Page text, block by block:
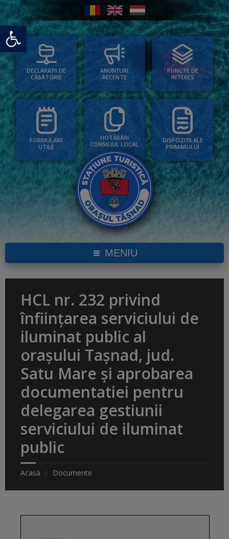
Deschide bara de unelte
DECLARAȚII DE
CĂSĂTORIE
ANUNȚURI
RECENTE
PUNCTE DE
INTERES
FORMULARE
UTILE
HOTĂRÂRI
CONSILIUL LOCAL
DISPOZIȚII ALE
PRIMARULUI
MENIU
HCL nr. 232 privind
înființarea serviciului de
iluminat public al
orașului Tașnad, jud.
Satu Mare și aprobarea
documentatiei pentru
delegarea gestiunii
serviciului de iluminat
public
Acasă Documente